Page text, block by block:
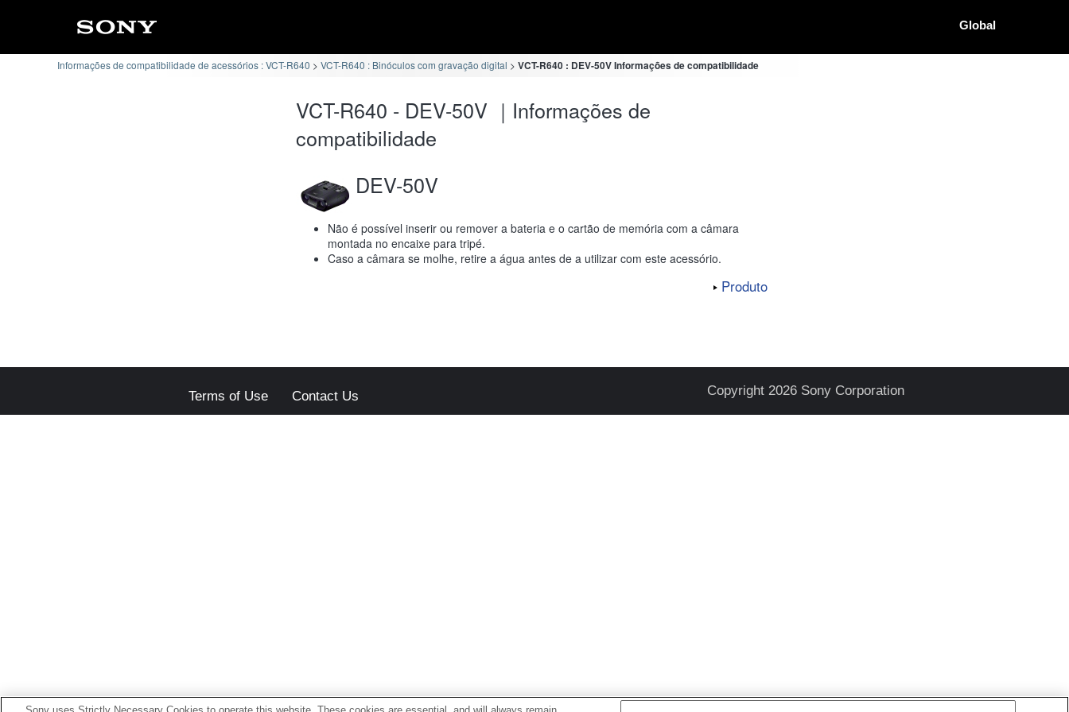
Global
Informações de compatibilidade de acessórios : VCT-R640 VCT-R640 : Binóculos com gravação digital VCT-R640 : DEV-50V Informações de compatibilidade
VCT-R640 - DEV-50V ｜Informações de
compatibilidade
DEV-50V
Não é possível inserir ou remover a bateria e o cartão de memória com a câmara
montada no encaixe para tripé.
Caso a câmara se molhe, retire a água antes de a utilizar com este acessório.
Produto
Terms of Use Contact Us Copyright 2026 Sony Corporation